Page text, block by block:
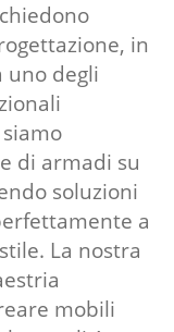
in
uno degli
di armadi su
soluzioni
a
La nostra
mobili